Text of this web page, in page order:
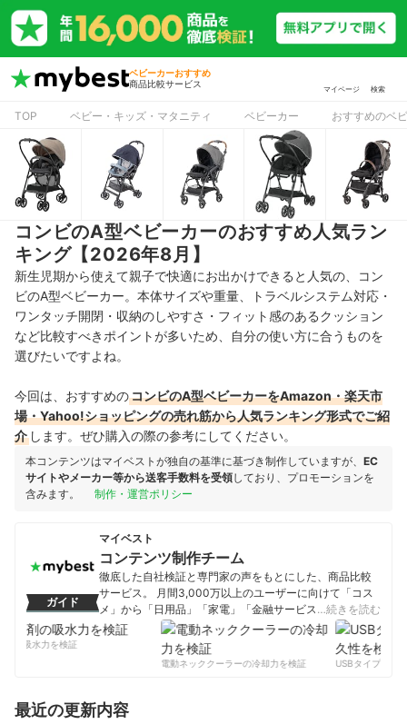
ベビーカーおすすめ
商品比較サービス
マイページ 検索
TOP ベビー・キッズ・マタニティ ベビーカー おすすめのベ
コンビのA型ベビーカーのおすすめ人気ラン
キング【2026年8月】
新生児期から使えて親子で快適にお出かけできると人気の、コン
ビのA型ベビーカー。本体サイズや重量、トラベルシステム対応・
ワンタッチ開閉・収納のしやすさ・フィット感のあるクッション
など比較すべきポイントが多いため、自分の使い方に合うものを
選びたいですよね。
今回は、おすすめのコンビのA型ベビーカーをAmazon・楽天市
場・Yahoo!ショッピングの売れ筋から人気ランキング形式でご紹
介 します。ぜひ購入の際の参考にしてください。
本コンテンツはマイベストが独自の基準に基づき制作していますが、 EC
サイトやメーカー等から送客手数料を受領しており、プロモーションを
含みます。
制作・運営ポリシー
ガイド
マイベスト
コンテンツ制作チーム
徹底した自社検証と専門家の声をもとにした、商品比較
サービス。 月間3,000万以上のユーザーに向けて「コス
メ」から「日用品」「家電」「金融サービス」まで、ベ
ストな商品を選んでもらうために、毎日コンテンツを制
コンテンツ制作チームのプロフィール
…続きを読む
の吸水力を検証
電動ネッククーラーの冷却力を検証
USBタイプCケー
最近の更新内容